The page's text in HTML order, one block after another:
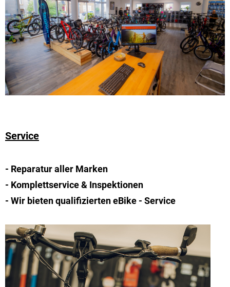
Service
- Reparatur aller Marken
- Komplettservice & Inspektionen
- Wir bieten qualifizierten eBike - Service